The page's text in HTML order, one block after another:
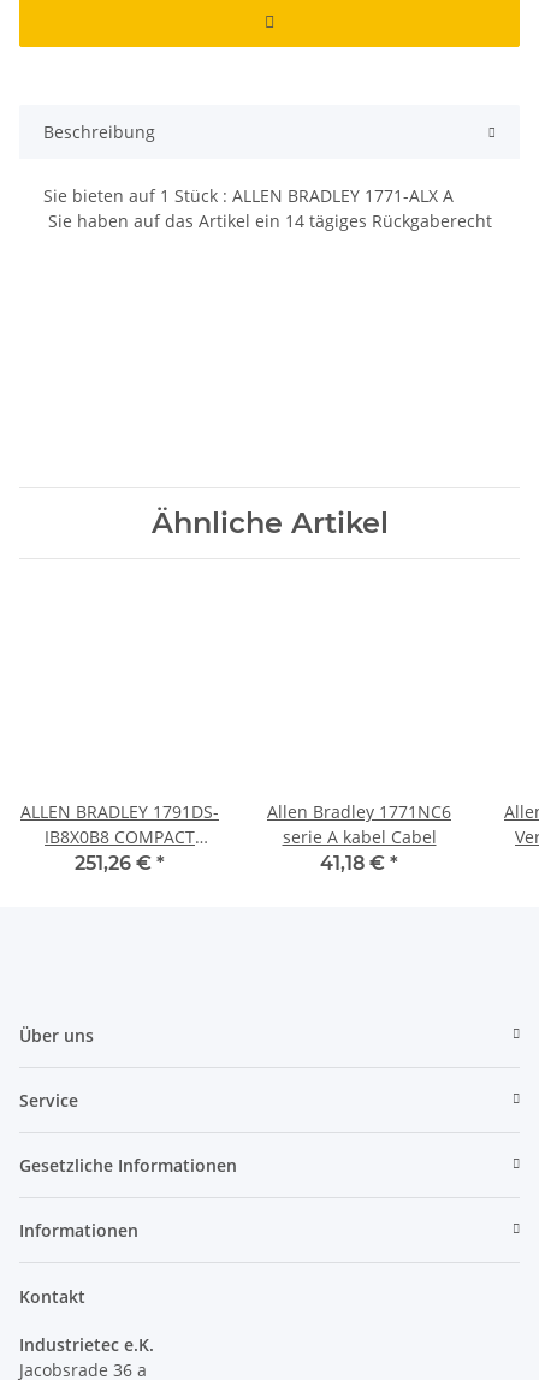
Beschreibung
Sie bieten auf 1 Stück : ALLEN BRADLEY 1771-ALX A
Sie haben auf das Artikel ein 14 tägiges Rückgaberecht
Ähnliche Artikel
ALLEN BRADLEY 1791DS-
IB8X0B8 COMPACT
BLOCK SAFETY
251,26 € *
Allen Bradley 1771NC6
serie A kabel Cabel
41,18 € *
Über uns
Service
Gesetzliche Informationen
Informationen
Kontakt
Industrietec e.K.
Jacobsrade 36 a